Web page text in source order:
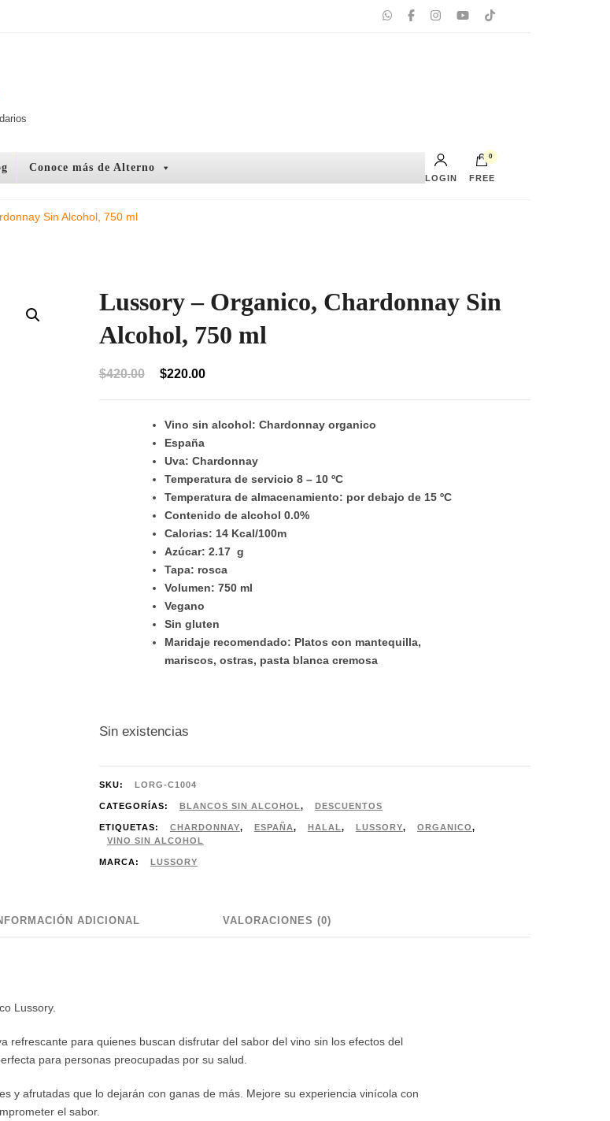
Conoce más de Alterno
LOGIN
0
FREE
Sin Alcohol, 750 ml
Lussory – Organico, Chardonnay Sin
Alcohol, 750 ml
$420.00
El
$420.00.
$220.00El
$220.00.
Vino sin alcohol: Chardonnay organico
España
Uva: Chardonnay
Temperatura de servicio 8 – 10 ºC
Temperatura de almacenamiento: por debajo de 15 ºC
Contenido de alcohol 0.0%
Calorias: 14 Kcal/100m
Azúcar: 2.17 g
Tapa: rosca
Volumen: 750 ml
Vegano
Sin gluten
Maridaje recomendado: Platos con mantequilla,
mariscos, ostras, pasta blanca cremosa
Sin existencias
SKU: LORG-C1004
CATEGORÍAS: BLANCOS SIN ALCOHOL, DESCUENTOS
ETIQUETAS: CHARDONNAY, ESPAÑA, HALAL, LUSSORY, ORGANICO,
VINO SIN ALCOHOL
MARCA: LUSSORY
ADICIONAL VALORACIONES (0)
Lussory.
refrescante para quienes buscan disfrutar del sabor del vino sin los efectos del
para personas preocupadas por su salud.
y afrutadas que lo dejarán con ganas de más. Mejore su experiencia vinícola con
el sabor.